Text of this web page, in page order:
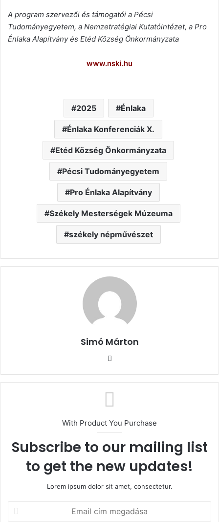
A program szervezői és támogatói a Pécsi
Tudományegyetem, a Nemzetratégiai Kutatóintézet, a Pro
Énlaka Alapítvány és Etéd Község Önkormányzata
www.nski.hu
2025 Énlaka
Énlaka Konferenciák X.
Etéd Község Önkormányzata
Pécsi Tudományegyetem
Pro Énlaka Alapítvány
Székely Mesterségek Múzeuma
székely népművészet
Simó Márton
With Product You Purchase
Subscribe to our mailing list
to get the new updates!
Lorem ipsum dolor sit amet, consectetur.
Email
cím